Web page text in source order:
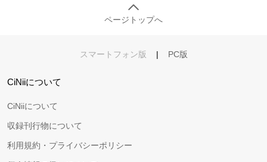
ページトップへ
スマートフォン版 | PC版
CiNiiについて
CiNiiについて
収録刊行物について
利用規約・プライバシーポリシー